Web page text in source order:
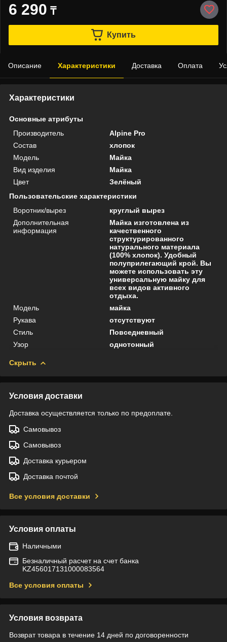
6 290 ₸
Купить
Описание Характеристики Доставка Оплата
Характеристики
Основные атрибуты
Производитель
Alpine Pro
Состав
хлопок
Мoдель
Майка
Вид изделия
Майка
Цвет
Зелёный
Пользовательские характеристики
Воротник/вырез
круглый вырез
Дополнительная
информация
Майка изготовлена из
качественного
структурированного
натурального материала
(100% хлопок). Удобный
полуприлегающий крой. Вы
можете использовать эту
универсальную майку для
всех видов активного
отдыха.
Модель
майка
Рукава
отсутствуют
Стиль
Повседневный
Узор
однотонный
Скрыть
Условия доставки
Доставка осуществляется только по предоплате.
Самовывоз
Самовывоз
Доставка курьером
Доставка почтой
Все условия доставки
Условия оплаты
Наличными
Безналичный расчет на счет банка
KZ456017131000083564
Все условия оплаты
Условия возврата
Возврат товара в течение 14 дней по договоренности